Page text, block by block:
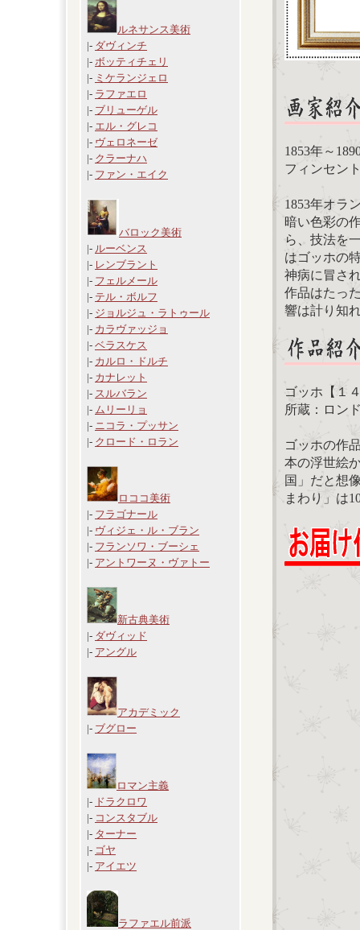
ルネサンス美術
|- ダヴィンチ
|- ボッティチェリ
|- ミケランジェロ
|- ラファエロ
|- ブリューゲル
|- エル・グレコ
|- ヴェロネーゼ
|- クラーナハ
|- ファン・エイク
バロック美術
|- ルーベンス
|- レンブラント
|- フェルメール
|- テル・ボルフ
|- ジョルジュ・ラトゥール
|- カラヴァッジョ
|- ベラスケス
|- カルロ・ドルチ
|- カナレット
|- スルバラン
|- ムリーリョ
|- ニコラ・プッサン
|- クロード・ロラン
ロココ美術
|- フラゴナール
|- ヴィジェ・ル・ブラン
|- フランソワ・ブーシェ
|- アントワーヌ・ヴァトー
新古典美術
|- ダヴィッド
|- アングル
アカデミック
|- ブグロー
ロマン主義
|- ドラクロワ
|- コンスタブル
|- ターナー
|- ゴヤ
|- アイエツ
ラファエル前派
1853年～
フィンセン
1853年オラ
暗い色彩の
ら、技法を
はゴッホの
神病に冒さ
作品はたっ
響は計り知
ゴッホ【１
所蔵：ロン
ゴッホの作
本の浮世絵
国」だと想
まわり」は